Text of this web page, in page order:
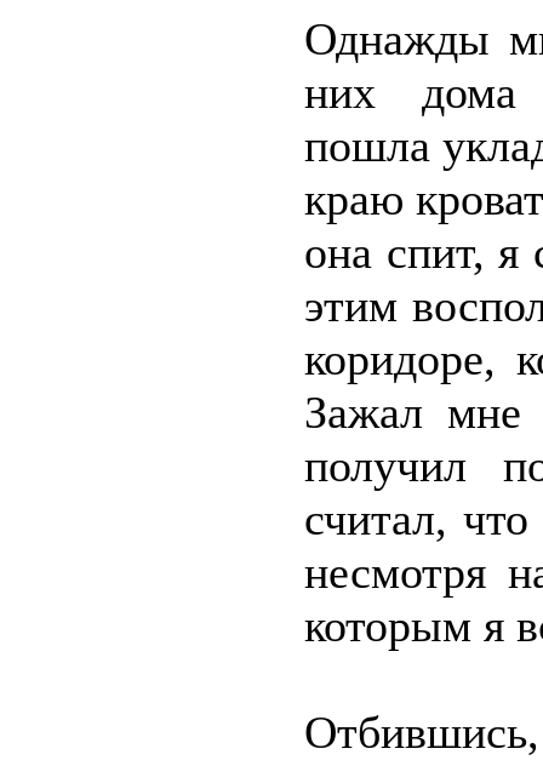
Однажды
них дома
пошла
краю
она спит,
этим
коридоре,
Зажал мне
получил
считал,
несмотря
которым я